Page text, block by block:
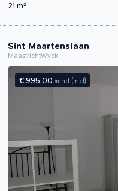
21 m²
Sint Maartenslaan
MaastrichtWyck
€ 995,00 /mnd (incl)